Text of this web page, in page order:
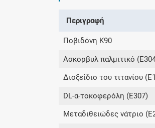
Περιγραφή
Ποβιδόνη K90
Ασκορβυλ παλμιτικό
Διοξείδιο του τιτανίου
DL-α-τοκοφερόλη (E307)
Μεταδιθειώδες νάτριο